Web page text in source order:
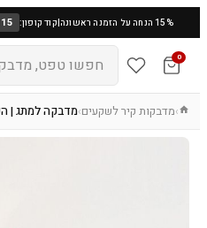
15% הנחה על הזמנה ראשונה |קוד קופון:
0
›מדבקות קיר לשקעים›מדבקה למתג |